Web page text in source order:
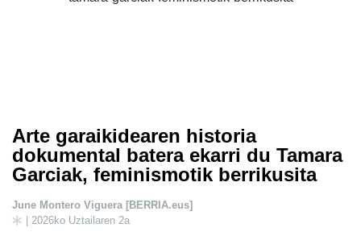
Arte garaikidearen historia
dokumental batera ekarri du Tamara
Garciak, feminismotik berrikusita
June Montero Viguera [BERRIA.eus]
| 2026ko Uztailaren 2a